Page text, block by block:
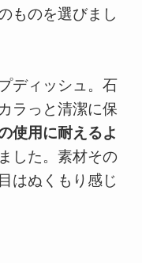
ものを選びまし
ディッシュ。石
ラっと清潔に保
使用に耐えるよ
した。素材その
はぬくもり感じ